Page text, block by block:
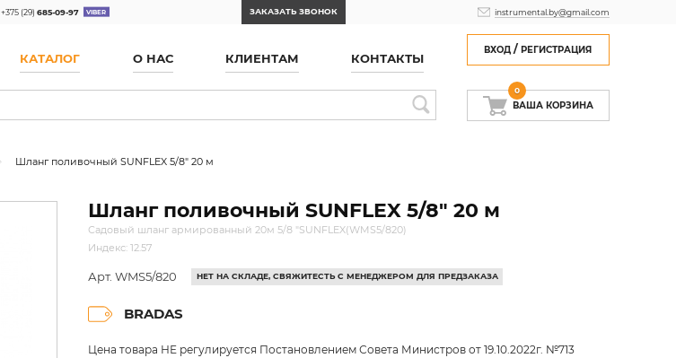
+375 (29)685-09-97 ЗАКАЗАТЬ ЗВОНОК instrumental.by@gmail.com
КАТАЛОГ О НАС КЛИЕНТАМ КОНТАКТЫ
ВХОД /РЕГИСТРАЦИЯ
0
ВАША КОРЗИНА
Шланг поливочный SUNFLEX 5/8" 20 м
Шланг поливочный SUNFLEX 5/8" 20 м
Садовый шланг армированный 20м 5/8 "SUNFLEX(WMS5/820)
Индекс: 12.57
Арт. WMS5/820 НЕТ НА СКЛАДЕ, СВЯЖИТЕСТЬ С МЕНЕДЖЕРОМ ДЛЯ ПРЕДЗАКАЗА
BRADAS
Цена товара НЕ регулируется Постановлением Совета Министров от 19.10.2022г. №713